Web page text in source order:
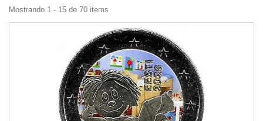
Mostrando 1 - 15 de 70 items